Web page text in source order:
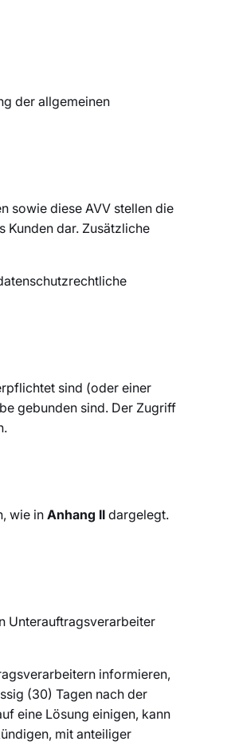
der allgemeinen
sowie diese AVV stellen die
Kunden dar. Zusätzliche
sind (oder einer
gebunden sind. Der Zugriff
wie in Anhang II dargelegt.
Unterauftragsverarbeiter
informieren,
(30) Tagen nach der
eine Lösung einigen, kann
mit anteiliger